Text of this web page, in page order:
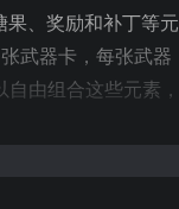
、奖励和补丁等元
武器卡，每张武器
由组合这些元素，